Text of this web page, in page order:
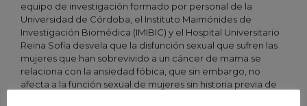
equipo de investigación formado por personal de la
Universidad de Córdoba, el Instituto Maimónides de
Investigación Biomédica (IMIBIC) y el Hospital Universitario
Reina Sofía desvela que la disfunción sexual que sufren las
mujeres que han sobrevivido a un cáncer de mama se
relaciona con la ansiedad fóbica, que sin embargo, no
afecta a la función sexual de mujeres sin historia previa de